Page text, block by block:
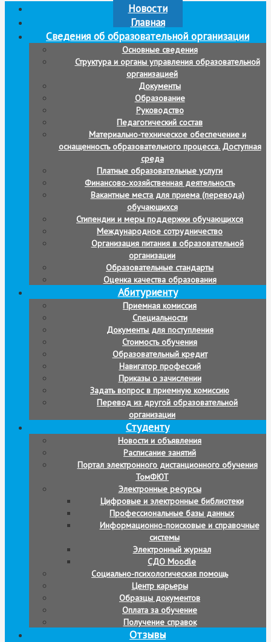
Новости
Главная
Сведения об образовательной организации
Основные сведения
Структура и органы управления образовательной
организацией
Документы
Образование
Руководство
Педагогический состав
Материально-техническое обеспечение и
оснащенность образовательного процесса. Доступная
среда
Платные образовательные услуги
Финансово-хозяйственная деятельность
Вакантные места для приема (перевода)
обучающихся
Стипендии и меры поддержки обучающихся
Международное сотрудничество
Организация питания в образовательной
организации
Образовательные стандарты
Оценка качества образования
Абитуриенту
Приемная комиссия
Специальности
Документы для поступления
Стоимость обучения
Образовательный кредит
Навигатор профессий
Приказы о зачислении
Задать вопрос в приемную комиссию
Перевод из другой образовательной
организации
Студенту
Новости и объявления
Расписание занятий
Портал электронного дистанционного обучения
ТомФЮТ
Электронные ресурсы
Цифровые и электронные библиотеки
Профессиональные базы данных
Информационно-поисковые и справочные
системы
Электронный журнал
СДО Moodle
Социально-психологическая помощь
Центр карьеры
Образцы документов
Оплата за обучение
Получение справок
Отзывы